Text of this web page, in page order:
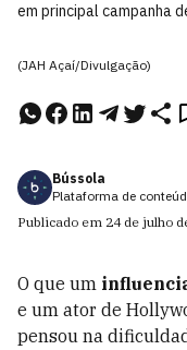
em principal campanha
(JAH Açaí/Divulgação)
Bússola
Plataforma de
Publicado em 24 de julho
O que um
e um ator de
pensou na